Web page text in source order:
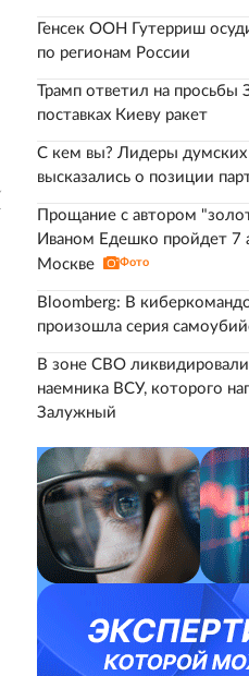
Генсек ООН Гутерриш
по регионам России
Трамп ответил на просьбы
поставках Киеву ракет
С кем вы? Лидеры
высказались о позиции
Прощание с автором
Иваном Едешко пройдет 7
Москве
Фото
Bloomberg: В
произошла серия
В зоне СВО
наемника ВСУ, которого
Залужный